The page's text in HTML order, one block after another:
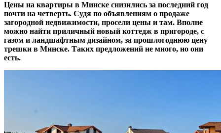
Цены на квартиры в Минске снизились за последний год
почти на четверть. Судя по объявлениям о продаже
загородной недвижимости, просели цены и там. Вполне
можно найти приличный новый коттедж в пригороде, с
газом и ландшафтным дизайном, за прошлогоднюю цену
трешки в Минске. Таких предложений не много, но они
есть.